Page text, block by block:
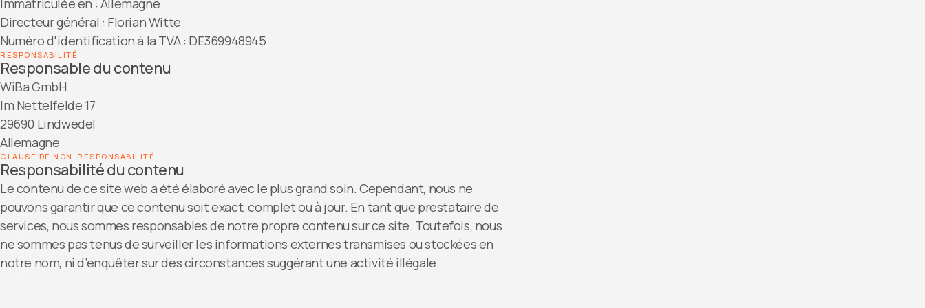
Directeur général : Florian Witte
Numéro d'identification à la TVA : DE369948945
RESPONSABILITÉ
Responsable du contenu
WiBa GmbH
Im Nettelfelde 17
29690 Lindwedel
Allemagne
CLAUSE DE NON-RESPONSABILITÉ
Responsabilité du contenu
Le contenu de ce site web a été élaboré avec le plus grand soin. Cependant, nous ne
pouvons garantir que ce contenu soit exact, complet ou à jour. En tant que prestataire de
services, nous sommes responsables de notre propre contenu sur ce site. Toutefois, nous
ne sommes pas tenus de surveiller les informations externes transmises ou stockées en
notre nom, ni d’enquêter sur des circonstances suggérant une activité illégale.